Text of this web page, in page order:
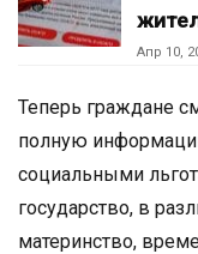
Апр 10,
Теперь граждане
полную
социальными
государство, в
материнство,